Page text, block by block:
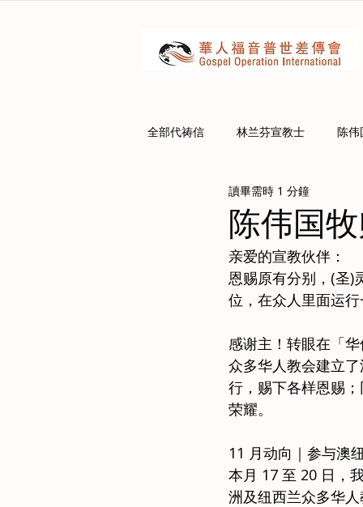
全部代祷信 林兰芬宣教士 陈伟
陈伟国
讀畢需時 1 分鐘
亲爱的宣教伙伴：
恩赐原有分别，(圣)
位，在众人里面运
感谢主！转眼在「
众多华人教会建立
行，赐下各样恩赐
荣耀。
11 月动向｜参与澳
本月 17 至 20 日，
洲及纽西兰众多华